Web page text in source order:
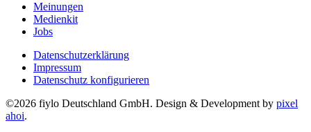
Meinungen
Medienkit
Jobs
Datenschutzerklärung
Impressum
Datenschutz konfigurieren
©2026 fiylo Deutschland GmbH. Design & Development by pixel
ahoi.